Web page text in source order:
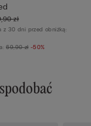
zł
z 30 dni przed obniżką:
69,90 zł -50%